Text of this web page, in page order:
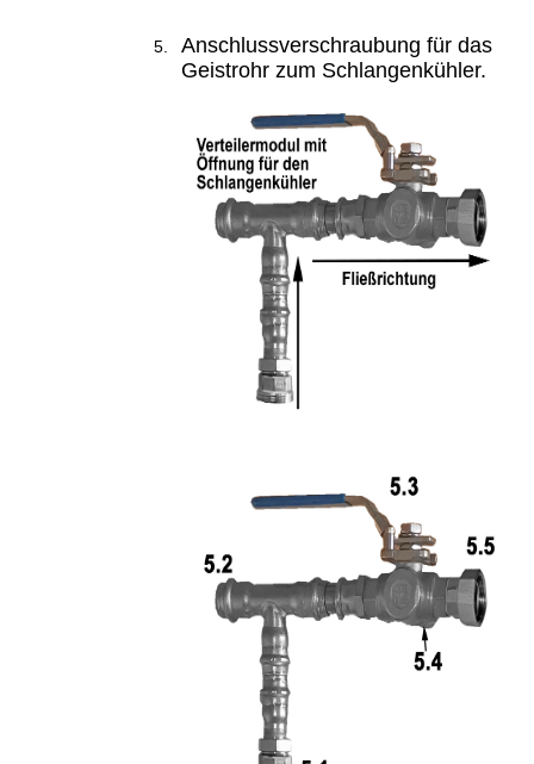
Anschlussverschraubung für das
Geistrohr zum Schlangenkühler.